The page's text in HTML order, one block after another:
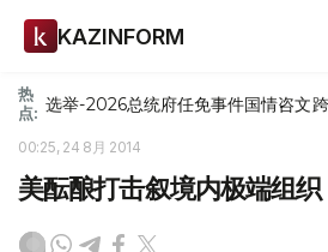
KAZINFORM
热
点: 选举-2026总统府任免事件国情咨文
00:25, 24 8月 2014
美酝酿打击叙境内极端组织